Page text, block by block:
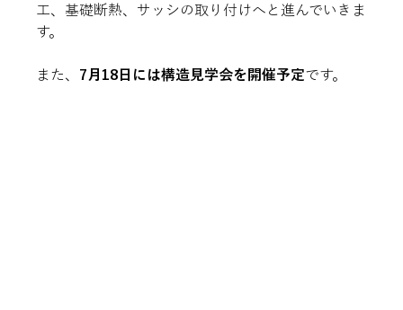
工、基礎断熱、サッシの取り付けへと進んでいきま
す。
また、 7月18日には構造見学会を開催予定です。